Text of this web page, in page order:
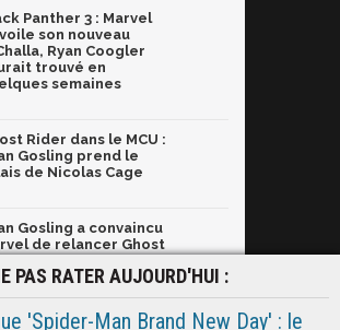
Panther 3 : Marvel
son nouveau
Ryan Coogler
trouvé en
semaines
Rider dans le MCU :
Gosling prend le
de Nicolas Cage
Gosling a convaincu
de relancer Ghost
! Explications.
PAS RATER AUJOURD'HUI :
'Spider-Man Brand New Day' : le